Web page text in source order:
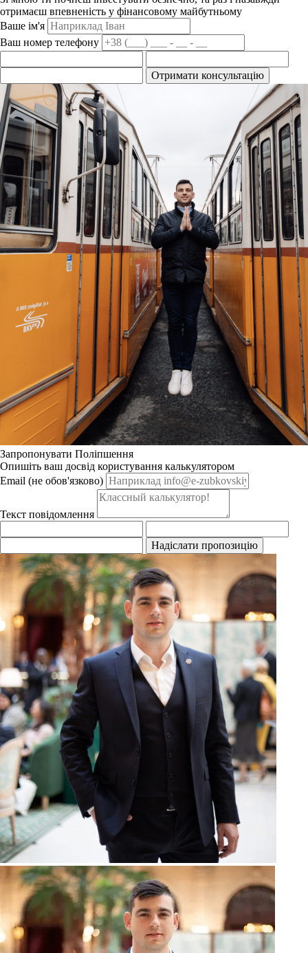
отримаєш впевненість у фінансовому майбутньому
Ваше ім'я
Ваш номер телефону
Отримати консультацію
Запропонувати Поліпшення
Опишіть ваш досвід користування калькулятором
Email (не обов'язково)
Текст повідомлення
Надіслати пропозицію